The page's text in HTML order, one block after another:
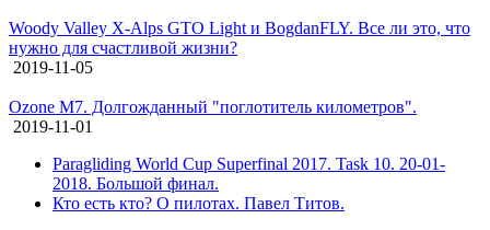
Woody Valley X-Alps GTO Light и BogdanFLY. Все ли это, что
нужно для счастливой жизни?
2019-11-05
Ozone M7. Долгожданный "поглотитель километров".
2019-11-01
Paragliding World Cup Superfinal 2017. Task 10. 20-01-
2018. Большой финал.
Кто есть кто? О пилотах. Павел Титов.